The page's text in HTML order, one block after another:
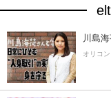
川島
オリコ